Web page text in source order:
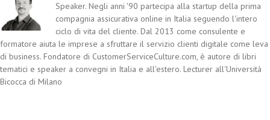
Speaker. Negli anni '90 partecipa alla startup della prima
compagnia assicurativa online in Italia seguendo l'intero
ciclo di vita del cliente. Dal 2013 come consulente e
formatore aiuta le imprese a sfruttare il servizio clienti digitale come leva
di business. Fondatore di CustomerServiceCulture.com, è autore di libri
tematici e speaker a convegni in Italia e all'estero. Lecturer all'Università
Bicocca di Milano